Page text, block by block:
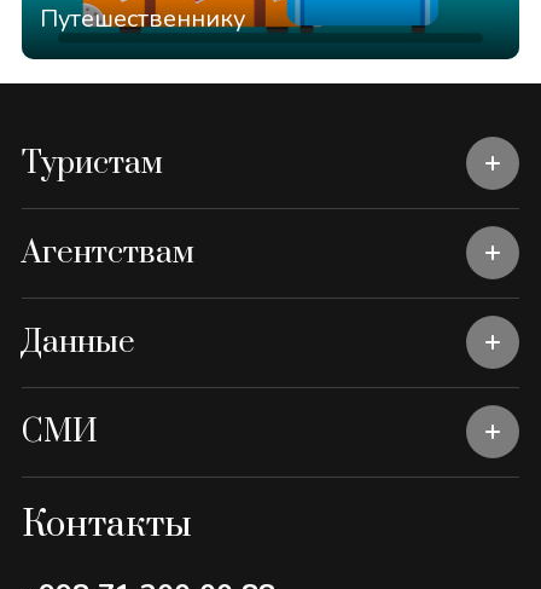
Путешественнику
Туристам
Агентствам
Данные
СМИ
Контакты